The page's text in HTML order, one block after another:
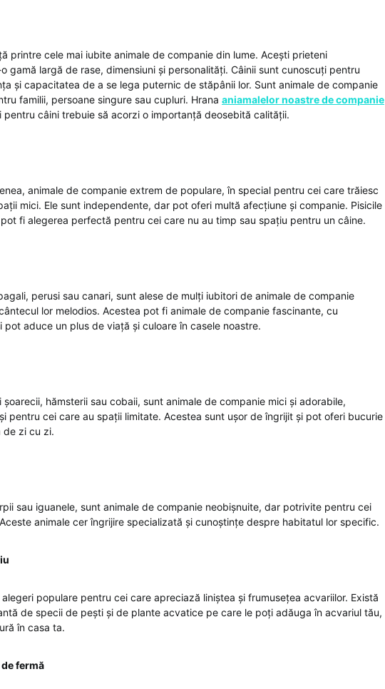
printre cele mai iubite animale de companie din lume. Acești prieteni
gamă largă de rase, dimensiuni și personalități. Câinii sunt cunoscuți pentru
și capacitatea de a se lega puternic de stăpânii lor. Sunt animale de companie
familii, persoane singure sau cupluri. Hrana aniamalelor noastre de companie
pentru câini trebuie să acorzi o importanță deosebită calității.
animale de companie extrem de populare, în special pentru cei care trăiesc
mici. Ele sunt independente, dar pot oferi multă afecțiune și companie. Pisicile
fi alegerea perfectă pentru cei care nu au timp sau spațiu pentru un câine.
perusi sau canari, sunt alese de mulți iubitori de animale de companie
lor melodios. Acestea pot fi animale de companie fascinante, cu
pot aduce un plus de viață și culoare în casele noastre.
șoarecii, hămsterii sau cobaii, sunt animale de companie mici și adorabile,
pentru cei care au spații limitate. Acestea sunt ușor de îngrijit și pot oferi bucurie
de zi cu zi.
sau iguanele, sunt animale de companie neobișnuite, dar potrivite pentru cei
animale cer îngrijire specializată și cunoștințe despre habitatul lor specific.
populare pentru cei care apreciază liniștea și frumusețea acvariilor. Există
de specii de pești și de plante acvatice pe care le poți adăuga în acvariul tău,
în casa ta.
fermă